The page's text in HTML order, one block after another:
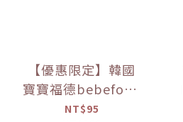
【優惠限定】韓國
寶寶福德bebefood
接骨木莓果汁
NT$95